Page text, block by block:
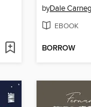
byDale
EBOOK
BORROW